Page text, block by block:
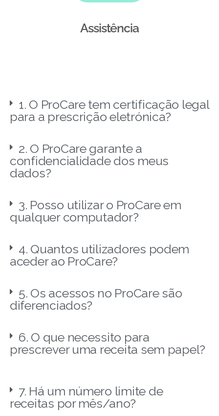
Assistência
1. O ProCare tem certificação legal
para a prescrição eletrónica?
2. O ProCare garante a
confidencialidade dos meus
dados?
3. Posso utilizar o ProCare em
qualquer computador?
4. Quantos utilizadores podem
aceder ao ProCare?
5. Os acessos no ProCare são
diferenciados?
6. O que necessito para
prescrever uma receita sem papel?
7. Há um número limite de
receitas por mês/ano?